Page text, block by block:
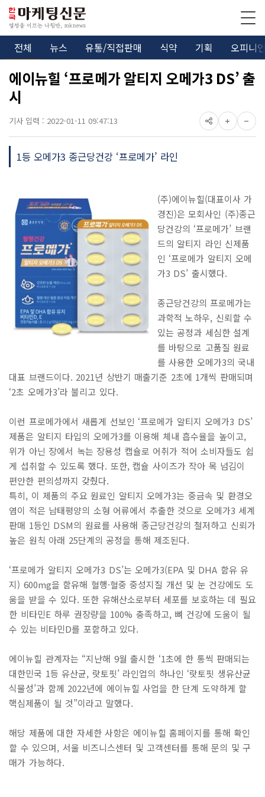
전체 뉴스 유통/직접판매 식약 기획 오피니
에이뉴힐 ‘프로메가 알티지 오메가3 DS’ 출
시
기사 입력 : 2022-01-11 09:47:13
1등 오메가3 종근당건강 ‘프로메가’ 라인
(주)에이뉴힐(대표이사 가
경진)은 모회사인 (주)종근
당건강의 ‘프로메가’ 브랜
드의 알티지 라인 신제품
인 ‘프로메가 알티지 오메
가3 DS’ 출시했다.
종근당건강의 프로메가는
과학적 노하우, 신뢰할 수
있는 공정과 세심한 설계
를 바탕으로 고품질 원료
를 사용한 오메가3의 국내
대표 브랜드이다. 2021년 상반기 매출기준 2초에 1개씩 판매되며
‘2초 오메가3’라 불리고 있다.
이런 프로메가에서 새롭게 선보인 ‘프로메가 알티지 오메가3 DS’
제품은 알티지 타입의 오메가3를 이용해 체내 흡수율을 높이고,
위가 아닌 장에서 녹는 장용성 캡슐로 어취가 적어 소비자들도 쉽
게 섭취할 수 있도록 했다. 또한, 캡슐 사이즈가 작아 목 넘김이
편안한 편의성까지 갖췄다.
특히, 이 제품의 주요 원료인 알티지 오메가3는 중금속 및 환경오
염이 적은 남태평양의 소형 어류에서 추출한 것으로 오메가3 세계
판매 1등인 DSM의 원료를 사용해 종근당건강의 철저하고 신뢰가
높은 원칙 아래 25단계의 공정을 통해 제조된다.
‘프로메가 알티지 오메가3 DS’는 오메가3(EPA 및 DHA 함유 유
지) 600mg을 함유해 혈행·혈중 중성지질 개선 및 눈 건강에도 도
움을 받을 수 있다. 또한 유해산소로부터 세포를 보호하는 데 필요
한 비타민E 하루 권장량을 100% 충족하고, 뼈 건강에 도움이 될
수 있는 비타민D를 포함하고 있다.
에이뉴힐 관계자는 “지난해 9월 출시한 ‘1초에 한 통씩 판매되는
대한민국 1등 유산균, 랏토핏’ 라인업의 하나인 ‘랏토핏 생유산균
식물성’과 함께 2022년에 에이뉴힐 사업을 한 단계 도약하게 할
핵심제품이 될 것”이라고 말했다.
해당 제품에 대한 자세한 사항은 에이뉴힐 홈페이지를 통해 확인
할 수 있으며, 서울 비즈니스센터 및 고객센터를 통해 문의 및 구
매가 가능하다.